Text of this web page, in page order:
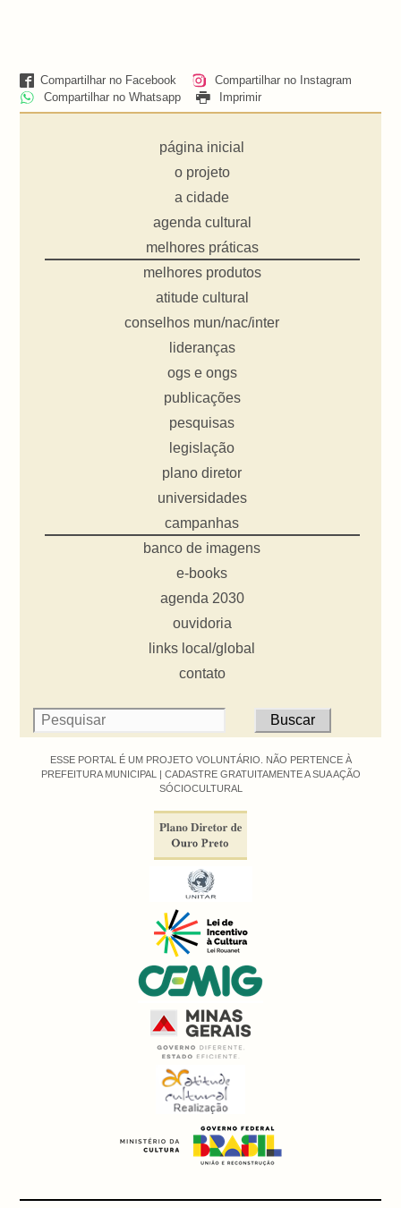
Compartilhar no Facebook
Compartilhar no Instagram
Compartilhar no Whatsapp
Imprimir
página inicial
o projeto
a cidade
agenda cultural
melhores práticas
melhores produtos
atitude cultural
conselhos mun/nac/inter
lideranças
ogs e ongs
publicações
pesquisas
legislação
plano diretor
universidades
campanhas
banco de imagens
e-books
agenda 2030
ouvidoria
links local/global
contato
ESSE PORTAL É UM PROJETO VOLUNTÁRIO. NÃO PERTENCE À
PREFEITURA MUNICIPAL | CADASTRE GRATUITAMENTE A SUA AÇÃO
SÓCIOCULTURAL